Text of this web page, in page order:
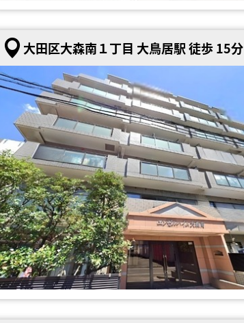
大田区大森南１丁目 大鳥居駅 徒歩 15分